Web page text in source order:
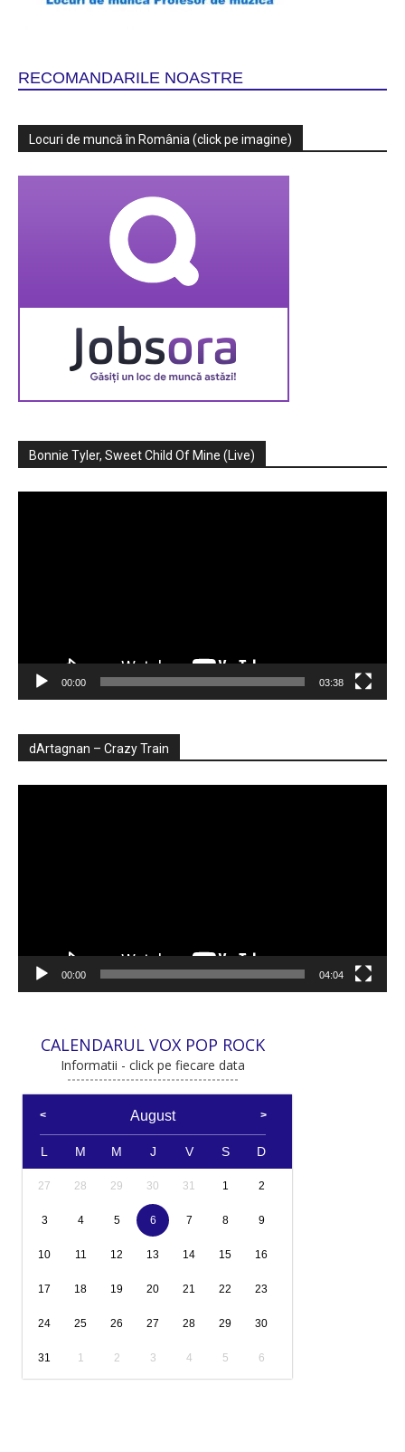
RECOMANDARILE NOASTRE
Locuri de muncă în România (click pe imagine)
Bonnie Tyler, Sweet Child Of Mine (Live)
00:00 03:38
dArtagnan – Crazy Train
00:00 04:04
CALENDARUL VOX POP ROCK
Informatii - click pe fiecare data
August
L M M J V S D
27 28 29 30 31 1 2
3 4 5 6 7 8 9
10 11 12 13 14 15 16
17 18 19 20 21 22 23
24 25 26 27 28 29 30
31 1 2 3 4 5 6